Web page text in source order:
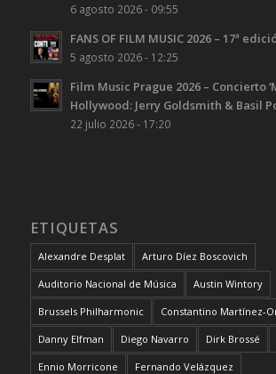
6 agosto 2026 - 09:55
FANS OF FILM MUSIC 2026 – 17ª
5 agosto 2026 - 12:25
Film Music Prague 2026 – Concierto
Hollywood: Jerry Goldsmith & Basil
22 julio 2026 - 17:20
ETIQUETAS
Alexandre Desplat Arturo Díez Boscovich
Auditorio Nacional de Música Austin Wintory
Brussels Philharmonic Constantino Martínez-
Danny Elfman Diego Navarro Dirk Brossé
Ennio Morricone Fernando Velázquez